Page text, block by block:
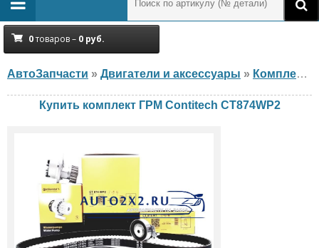
0товаров – 0 руб.
АвтоЗапчасти » Двигатели и аксессуары » Комплект ГРМ
Купить комплект ГРМ Contitech CT874WP2